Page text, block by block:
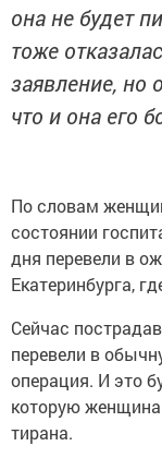
она не будет
тоже
заявление, но
что и она его
По словам
состоянии
дня перевели в
Екатеринбурга,
Сейчас
перевели в
операция. И это
которую женщина
тирана.